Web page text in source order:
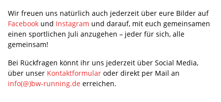
Wir freuen uns natürlich auch jederzeit über eure Bilder auf
Facebook und Instagram und darauf, mit euch gemeinsamen
einen sportlichen Juli anzugehen – jeder für sich, alle
gemeinsam!
Bei Rückfragen könnt ihr uns jederzeit über Social Media,
über unser Kontaktformular oder direkt per Mail an
info(@)bw-running.de erreichen.